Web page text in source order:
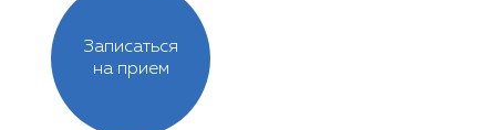
Среда
Пятница
Записаться
на прием